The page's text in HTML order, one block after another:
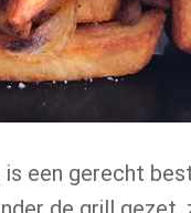
is een gerecht